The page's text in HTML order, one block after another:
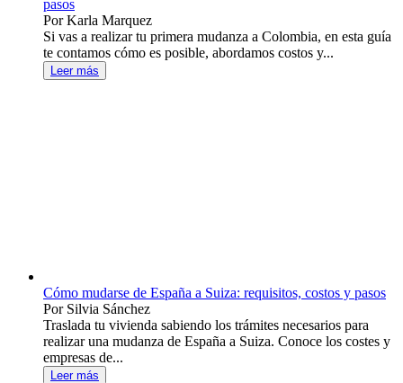
pasos
Por Karla Marquez
Si vas a realizar tu primera mudanza a Colombia, en esta guía
te contamos cómo es posible, abordamos costos y...
Leer más
Cómo mudarse de España a Suiza: requisitos, costos y pasos
Por Silvia Sánchez
Traslada tu vivienda sabiendo los trámites necesarios para
realizar una mudanza de España a Suiza. Conoce los costes y
empresas de...
Leer más